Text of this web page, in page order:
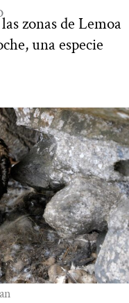
zonas de Lemoa
una especie